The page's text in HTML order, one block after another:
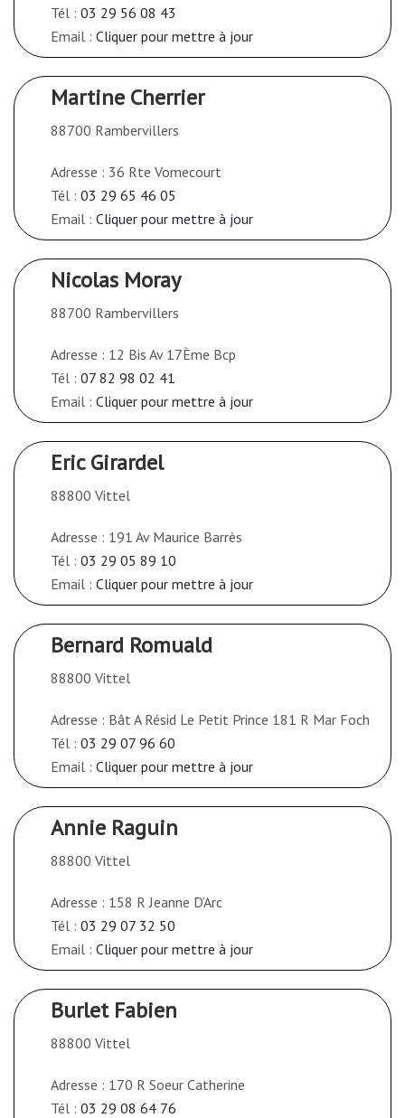
Tél : 03 29 56 08 43
Email : Cliquer pour mettre à jour
Martine Cherrier
88700 Rambervillers
Adresse : 36 Rte Vomecourt
Tél : 03 29 65 46 05
Email : Cliquer pour mettre à jour
Nicolas Moray
88700 Rambervillers
Adresse : 12 Bis Av 17Ème Bcp
Tél : 07 82 98 02 41
Email : Cliquer pour mettre à jour
Eric Girardel
88800 Vittel
Adresse : 191 Av Maurice Barrès
Tél : 03 29 05 89 10
Email : Cliquer pour mettre à jour
Bernard Romuald
88800 Vittel
Adresse : Bât A Résid Le Petit Prince 181 R Mar Foch
Tél : 03 29 07 96 60
Email : Cliquer pour mettre à jour
Annie Raguin
88800 Vittel
Adresse : 158 R Jeanne D’Arc
Tél : 03 29 07 32 50
Email : Cliquer pour mettre à jour
Burlet Fabien
88800 Vittel
Adresse : 170 R Soeur Catherine
Tél : 03 29 08 64 76